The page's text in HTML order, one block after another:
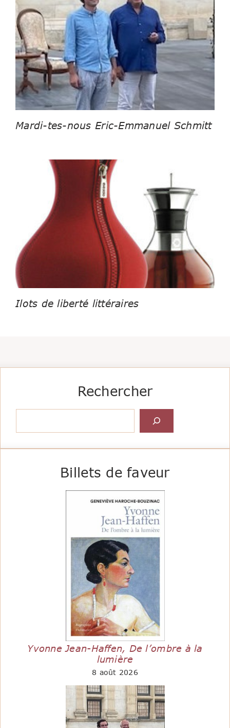
Mardi-tes-nous Eric-Emmanuel Schmitt
Ilots de liberté littéraires
Rechercher
Billets de faveur
Yvonne Jean-Haffen, De l’ombre à la
lumière
8 août 2026